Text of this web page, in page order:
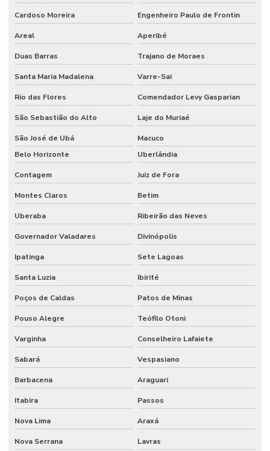
Limpeza De Pisos Industriais
Limpeza De Pneus E Equipamentos Industriais
Limpeza De Pós Obra E Conservação
Limpeza De Recepção E Corredores
Limpeza E Conservação
Limpeza E Conservação De Ambientes Corporativos
Limpeza de espaços corporativos
Limpeza Especializada Para Ambientes Comerciais
Limpeza Profissional De Ambientes
Limpeza Profunda De Ambientes Administrativos
Limpeza Profunda De Ambientes Comerciais
Limpeza Técnica De Ambientes
Limpeza Técnica De Ambientes Industriais
Limpeza Técnica De Indústrias E Escritórios
Manutenção corporativa
Manutenção Corretiva De Edifícios
Manutenção De Espaços E Limpeza Segura
Manutenção De Iluminação De Edifícios
Cardoso Moreira Engenheiro Paulo de Frontin
Areal Aperibé
Duas Barras Trajano de Moraes
Santa Maria Madalena Varre-Sai
Rio das Flores Comendador Levy Gasparian
São Sebastião do Alto Laje do Muriaé
São José de Ubá
Macuco
Belo Horizonte
Uberlândia
Contagem Juiz de Fora
Montes Claros Betim
Uberaba Ribeirão das Neves
Governador Valadares Divinópolis
Ipatinga Sete Lagoas
Santa Luzia Ibirité
Poços de Caldas Patos de Minas
Pouso Alegre Teófilo Otoni
Varginha Conselheiro Lafaiete
Sabará Vespasiano
Barbacena Araguari
Itabira Passos
Nova Lima Araxá
Nova Serrana Lavras